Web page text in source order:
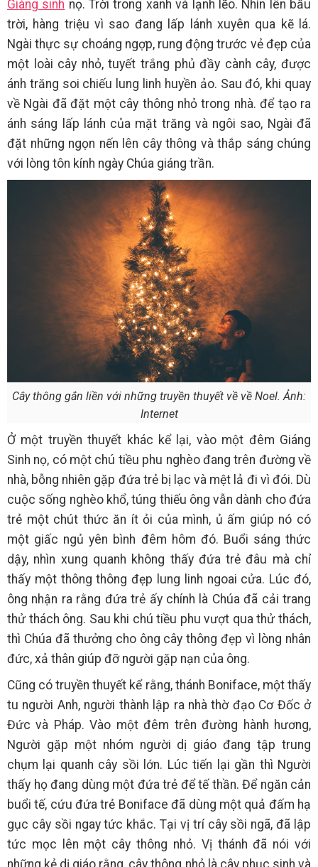
Giáng sinh nọ. Trời trong xanh và lạnh lẽo. Nhìn lên bầu
trời, hàng triệu vì sao đang lấp lánh xuyên qua kẽ lá.
Ngài thực sự choáng ngợp, rung động trước vẻ đẹp của
một loài cây nhỏ, tuyết trắng phủ đầy cành cây, được
ánh trăng soi chiếu lung linh huyền ảo. Sau đó, khi quay
về Ngài đã đặt một cây thông nhỏ trong nhà. để tạo ra
ánh sáng lấp lánh của mặt trăng và ngôi sao, Ngài đã
đặt những ngọn nến lên cây thông và thắp sáng chúng
với lòng tôn kính ngày Chúa giáng trần.
Cây thông gắn liền với những truyền thuyết về về Noel. Ảnh:
Internet
Ở một truyền thuyết khác kể lại, vào một đêm Giáng
Sinh nọ, có một chú tiều phu nghèo đang trên đường về
nhà, bỗng nhiên gặp đứa trẻ bị lạc và mệt lả đi vì đói. Dù
cuộc sống nghèo khổ, túng thiếu ông vẫn dành cho đứa
trẻ một chút thức ăn ít ỏi của mình, ủ ấm giúp nó có
một giấc ngủ yên bình đêm hôm đó. Buổi sáng thức
dậy, nhìn xung quanh không thấy đứa trẻ đâu mà chỉ
thấy một thông thông đẹp lung linh ngoai cửa. Lúc đó,
ông nhận ra rằng đứa trẻ ấy chính là Chúa đã cải trang
thử thách ông. Sau khi chú tiều phu vượt qua thử thách,
thì Chúa đã thưởng cho ông cây thông đẹp vì lòng nhân
đức, xả thân giúp đỡ người gặp nạn của ông.
Cũng có truyền thuyết kể rằng, thánh Boniface, một thấy
tu người Anh, người thành lập ra nhà thờ đạo Cơ Đốc ở
Đức và Pháp. Vào một đêm trên đường hành hương,
Người gặp một nhóm người dị giáo đang tập trung
chụm lại quanh cây sồi lớn. Lúc tiến lại gần thì Người
thấy họ đang dùng một đứa trẻ để tế thần. Để ngăn cản
buổi tế, cứu đứa trẻ Boniface đã dùng một quả đấm hạ
gục cây sồi ngay tức khắc. Tại vị trí cây sồi ngã, đã lập
tức mọc lên một cây thông nhỏ. Vị thánh đã nói với
những kẻ dị giáo rằng, cây thông nhỏ là cây phục sinh và